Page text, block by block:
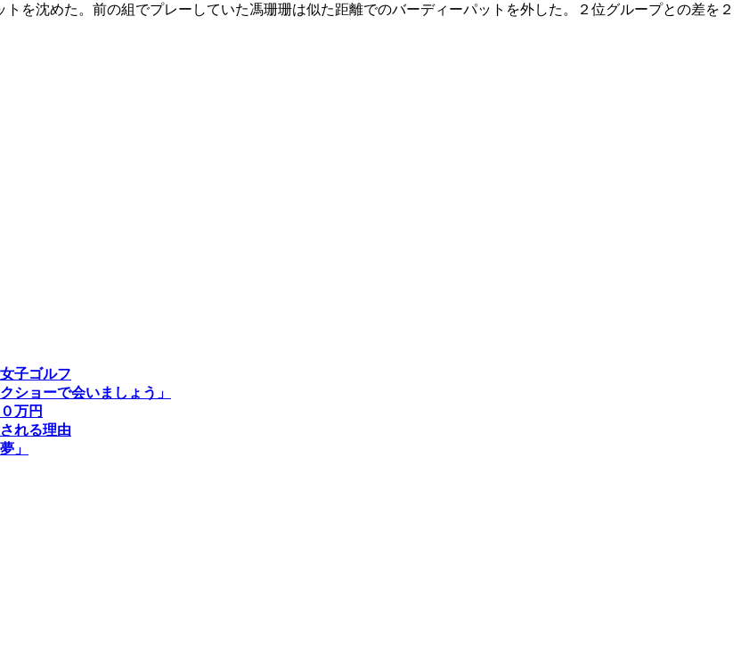
を沈めた。前の組でプレーしていた馮珊珊は似た距離でのバーディーパットを外した。２位グループとの差を２
子ゴルフ
ショーで会いましょう」
万円
れる理由
」